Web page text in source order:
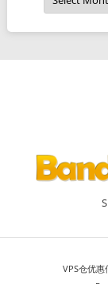
VPS仓优